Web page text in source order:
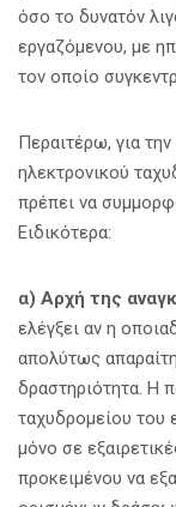
όσο το δυνατόν
εργαζόμενου, με
τον οποίο
Περαιτέρω, για
ηλεκτρονικού
πρέπει να
Ειδικότερα:
α) Αρχή της
ελέγξει αν η
απολύτως
δραστηριότητα. Η
ταχυδρομείου του
μόνο σε
προκειμένου να